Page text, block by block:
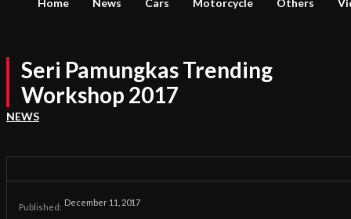
Home News Cars Motorcycle Others
Seri Pamungkas Trending
Workshop 2017
NEWS
Published: December 11, 2017